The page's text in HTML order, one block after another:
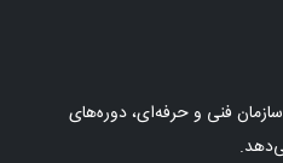
فنی و حرفه‌ای، دوره‌های